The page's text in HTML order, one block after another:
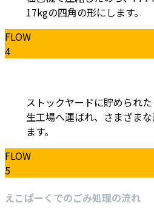
17kgの四角の形にします。
FLOW
4
ストックヤードに貯められ
生工場へ運ばれ、さまざま
ます。
FLOW
5
えこぱーくでのごみ処理の流れ